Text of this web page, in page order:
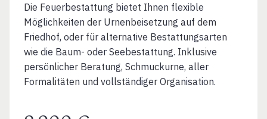
Die Feuerbestattung bietet Ihnen flexible
Möglichkeiten der Urnenbeisetzung auf dem
Friedhof, oder für alternative Bestattungsarten
wie die Baum- oder Seebestattung. Inklusive
persönlicher Beratung, Schmuckurne, aller
Formalitäten und vollständiger Organisation.